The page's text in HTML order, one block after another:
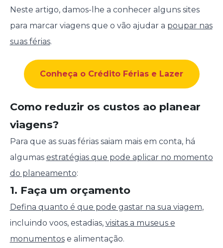
Neste artigo, damos-lhe a conhecer alguns sites
para marcar viagens que o vão ajudar a poupar nas
suas férias.
Conheça o Crédito Férias e Lazer
Como reduzir os custos ao planear
viagens?
Para que as suas férias saiam mais em conta, há
algumas estratégias que pode aplicar no momento
do planeamento:
1. Faça um orçamento
Defina quanto é que pode gastar na sua viagem,
incluindo voos, estadias, visitas a museus e
monumentose alimentação.